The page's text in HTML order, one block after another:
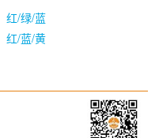
红/绿/蓝
红/蓝/黄